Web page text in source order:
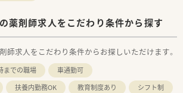
薬剤師求人をこだわり条件から探す
師求人をこだわり条件からお探しいただけます。
までの職場
車通勤可
扶養内勤務OK 教育制度あり
シフト制